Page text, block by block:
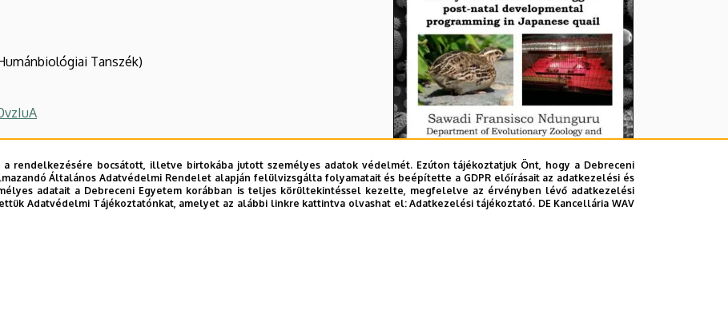
Tanszék)
rendelkezésére bocsátott, illetve birtokába jutott személyes adatok védelmét. Ezúton tájékoztatjuk Önt, hogy a Debreceni
Általános Adatvédelmi Rendelet alapján felülvizsgálta folyamatait és beépítette a GDPR előírásait az adatkezelési és
adatait a Debreceni Egyetem korábban is teljes körültekintéssel kezelte, megfelelve az érvényben lévő adatkezelési
Adatvédelmi Tájékoztatónkat, amelyet az alábbi linkre kattintva olvashat el:Adatkezelési tájékoztató. DE Kancellária WAV